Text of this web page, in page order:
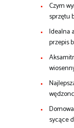
Czym
sprzętu
Idealna
przepis
sycące